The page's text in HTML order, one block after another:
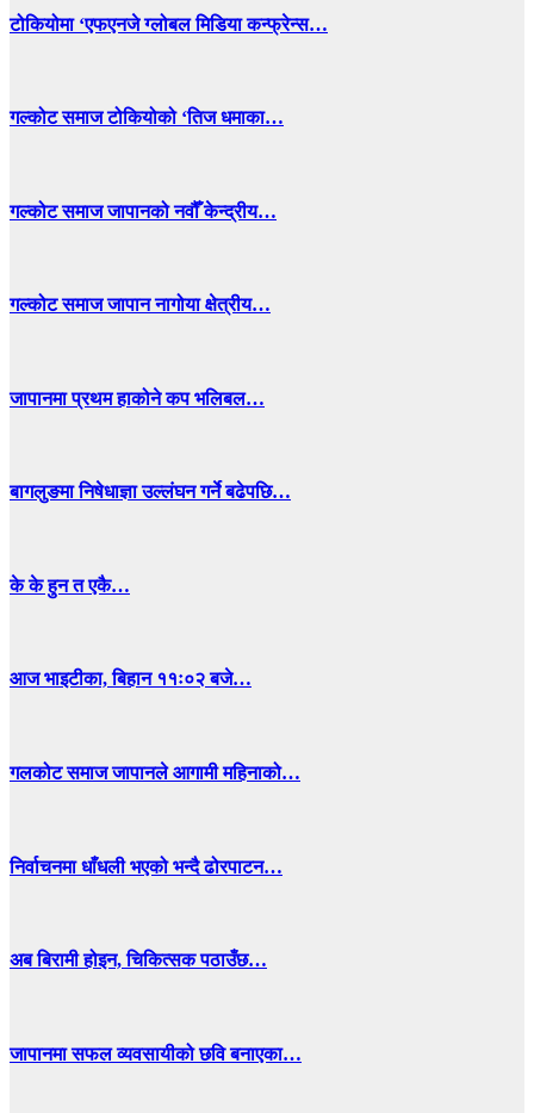
टोकियोमा ‘एफएनजे ग्लोबल मिडिया कन्फ्रेन्स…
गल्कोट समाज टोकियोको ‘तिज धमाका…
गल्कोट समाज जापानको नवौँ केन्द्रीय…
गल्कोट समाज जापान नागोया क्षेत्रीय…
जापानमा प्रथम हाकोने कप भलिबल…
बागलुङमा निषेधाज्ञा उल्लंघन गर्ने बढेपछि…
के के हुन त एकै…
आज भाइटीका, बिहान ११ः०२ बजे…
गलकोट समाज जापानले आगामी महिनाको…
निर्वाचनमा धाँधली भएको भन्दै ढोरपाटन…
अब बिरामी होइन, चिकित्सक पठाउँछ…
जापानमा सफल व्यवसायीको छवि बनाएका…